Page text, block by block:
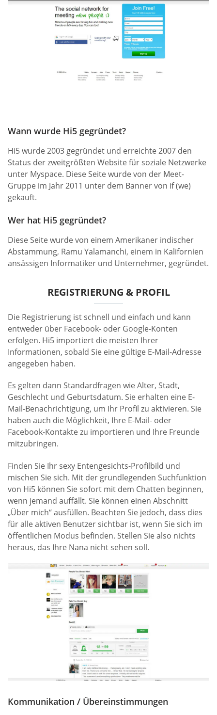
Wann wurde Hi5 gegründet?
Hi5 wurde 2003 gegründet und erreichte 2007 den
Status der zweitgrößten Website für soziale Netzwerke
unter Myspace. Diese Seite wurde von der Meet-
Gruppe im Jahr 2011 unter dem Banner von if (we)
gekauft.
Wer hat Hi5 gegründet?
Diese Seite wurde von einem Amerikaner indischer
Abstammung, Ramu Yalamanchi, einem in Kalifornien
ansässigen Informatiker und Unternehmer, gegründet.
REGISTRIERUNG & PROFIL
Die Registrierung ist schnell und einfach und kann
entweder über Facebook- oder Google-Konten
erfolgen. Hi5 importiert die meisten Ihrer
Informationen, sobald Sie eine gültige E-Mail-Adresse
angegeben haben.
Es gelten dann Standardfragen wie Alter, Stadt,
Geschlecht und Geburtsdatum. Sie erhalten eine E-
Mail-Benachrichtigung, um Ihr Profil zu aktivieren. Sie
haben auch die Möglichkeit, Ihre E-Mail- oder
Facebook-Kontakte zu importieren und Ihre Freunde
mitzubringen.
Finden Sie Ihr sexy Entengesichts-Profilbild und
mischen Sie sich. Mit der grundlegenden Suchfunktion
von Hi5 können Sie sofort mit dem Chatten beginnen,
wenn jemand auffällt. Sie können einen Abschnitt
„Über mich“ ausfüllen. Beachten Sie jedoch, dass dies
für alle aktiven Benutzer sichtbar ist, wenn Sie sich im
öffentlichen Modus befinden. Stellen Sie also nichts
heraus, das Ihre Nana nicht sehen soll.
Kommunikation / Übereinstimmungen